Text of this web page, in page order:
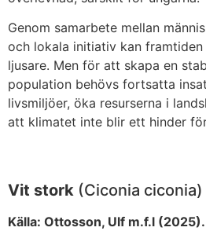
Genom samarbete mellan
och lokala initiativ kan
ljusare. Men för att skapa en
population behövs fortsatta
livsmiljöer, öka resurserna i
att klimatet inte blir ett hinder
Vit stork (Ciconia ciconia)
Källa: Ottosson, Ulf m.f.l